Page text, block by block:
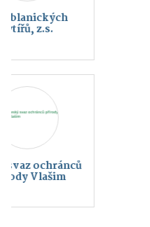
HC Rytíři Vlašim